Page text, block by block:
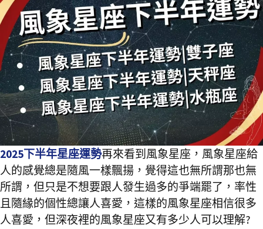
2025下半年星座運勢再來看到風象星座，風象星座給
人的感覺總是隨風一樣飄揚，覺得這也無所謂那也無
所謂，但只是不想要跟人發生過多的爭端罷了，率性
且隨緣的個性總讓人喜愛，這樣的風象星座相信很多
人喜愛，但深夜裡的風象星座又有多少人可以理解?